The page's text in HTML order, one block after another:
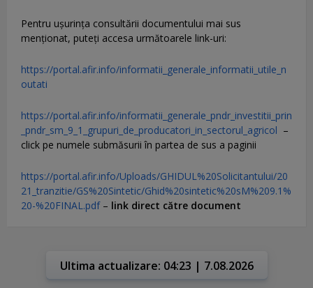
Pentru uşurinţa consultării documentului mai sus
menţionat, puteţi accesa următoarele link-uri:
https://portal.afir.info/informatii_generale_informatii_utile_n
outati
https://portal.afir.info/informatii_generale_pndr_investitii_prin
_pndr_sm_9_1_grupuri_de_producatori_in_sectorul_agricol –
click pe numele submăsurii în partea de sus a paginii
https://portal.afir.info/Uploads/GHIDUL%20Solicitantului/20
21_tranzitie/GS%20Sintetic/Ghid%20sintetic%20sM%209.1%
20-%20FINAL.pdf– link direct către document
Ultima actualizare: 04:23 | 7.08.2026